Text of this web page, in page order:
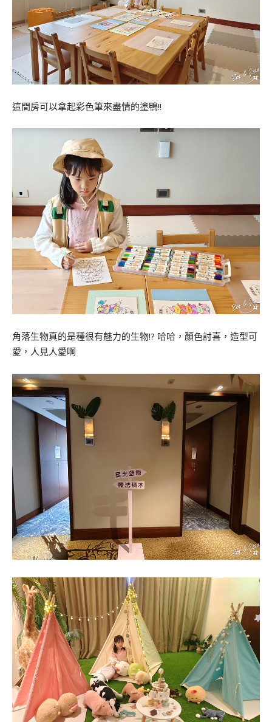
這間房可以拿起彩色筆來盡情的塗鴨!!
角落生物真的是種很有魅力的生物!? 哈哈，顏色討喜，造型可
愛，人見人愛啊